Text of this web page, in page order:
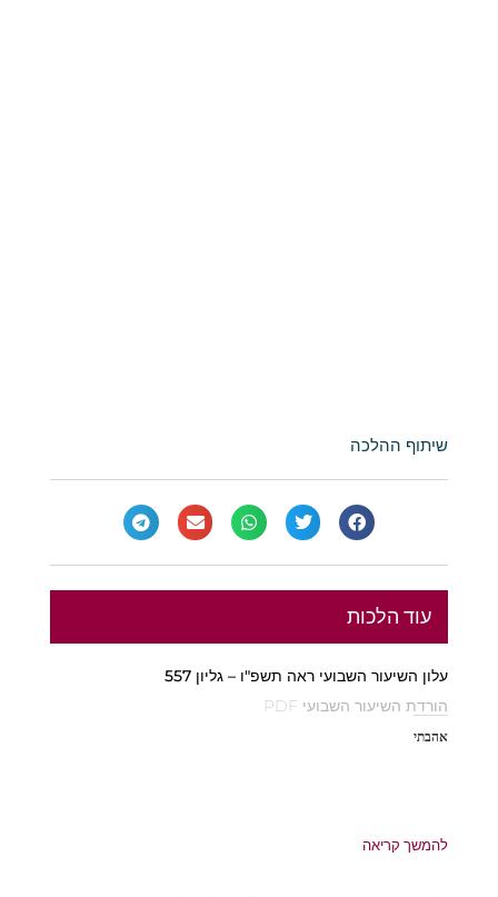
שיתוף ההלכה
עוד הלכות
עלון השיעור השבועי ראה תשפ"ו – גליון 557
הורדת השיעור השבועי PDF
אהבתי
להמשך קריאה